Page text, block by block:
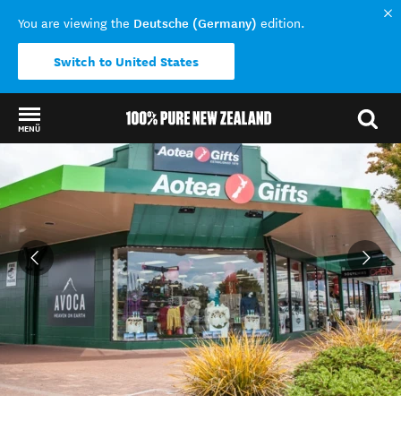
You are viewing the Deutsche (Germany) edition.
Switch to United States
MENÜ
Back to my results